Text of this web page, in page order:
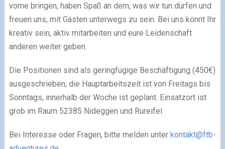
vorne bringen, haben Spaß an dem, was wir tun dürfen und
freuen uns, mit Gästen unterwegs zu sein. Bei uns könnt Ihr
kreativ sein, aktiv mitarbeiten und eure Leidenschaft
anderen weiter geben.
Die Positionen sind als geringfügige Beschäftigung (450€)
ausgeschrieben, die Hauptarbeitszeit ist von Freitags bis
Sonntags, innerhalb der Woche ist geplant. Einsatzort ist
grob im Raum 52385 Nideggen und Rureifel
Bei Interesse oder Fragen, bitte melden unter kontakt@ftb-